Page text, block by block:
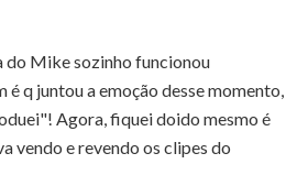
Mike sozinho funcionou
q juntou a emoção desse momento,
Agora, fiquei doido mesmo é
vendo e revendo os clipes do